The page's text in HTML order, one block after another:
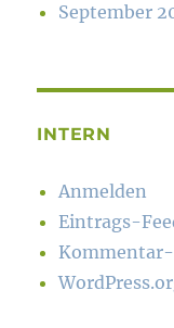
September
INTERN
Anmelden
Eintrags-
Kommentar-